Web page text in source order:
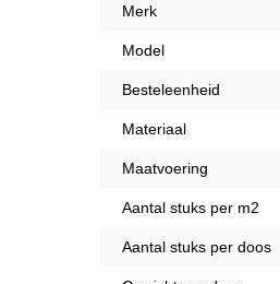
Merk
Model
Besteleenheid
Materiaal
Maatvoering
Aantal stuks per m2
Aantal stuks per doos